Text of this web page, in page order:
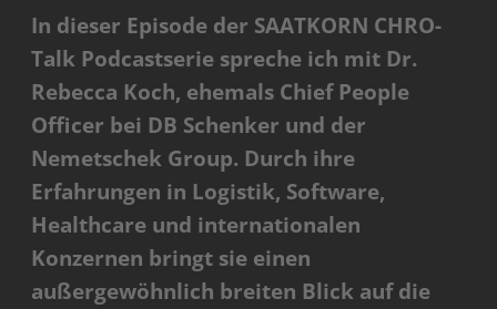
In dieser Episode der SAATKORN CHRO-
Talk Podcastserie spreche ich mit Dr.
Rebecca Koch, ehemals Chief People
Officer bei DB Schenker und der
Nemetschek Group. Durch ihre
Erfahrungen in Logistik, Software,
Healthcare und internationalen
Konzernen bringt sie einen
außergewöhnlich breiten Blick auf die